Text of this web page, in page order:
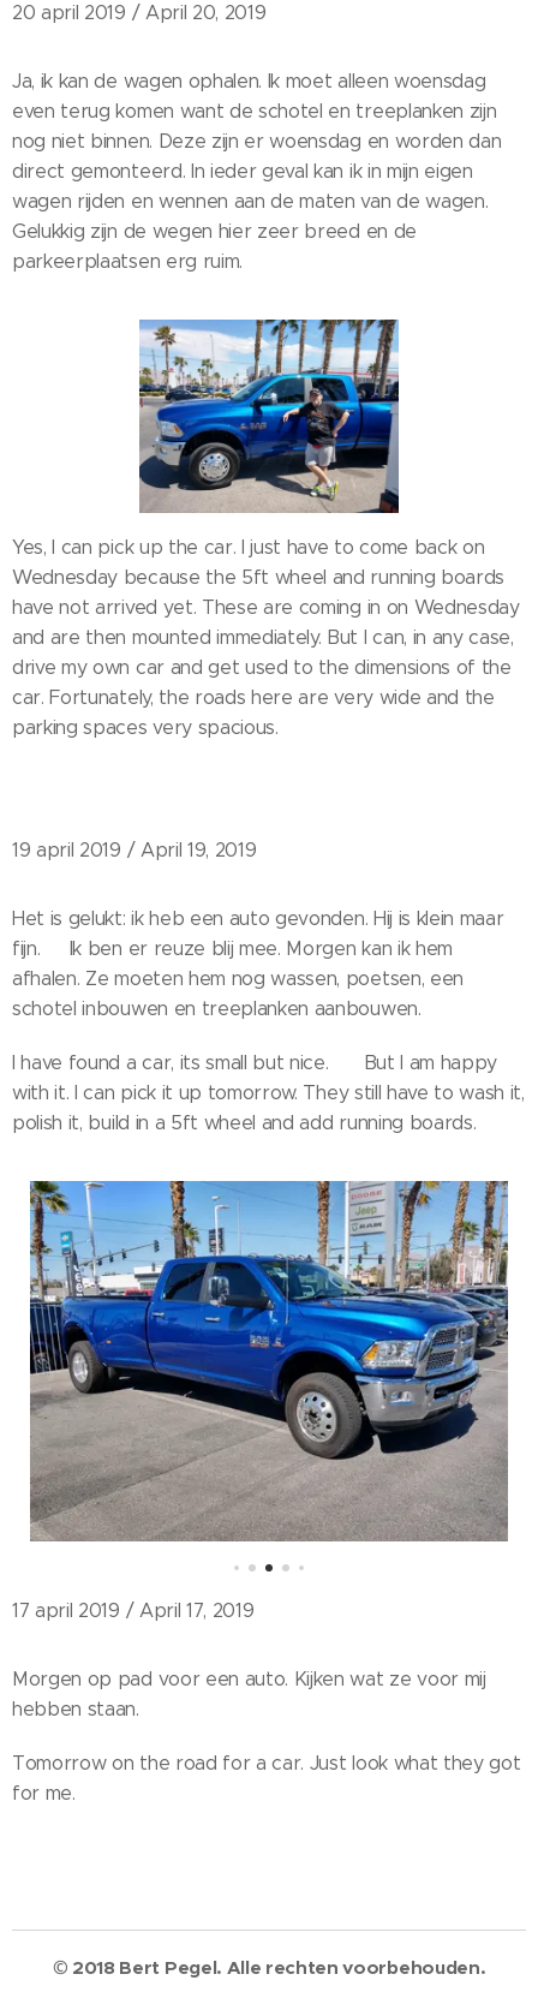
20 april 2019 / April 20, 2019
Ja, ik kan de wagen ophalen. Ik moet alleen woensdag
even terug komen want de schotel en treeplanken zijn
nog niet binnen. Deze zijn er woensdag en worden dan
direct gemonteerd. In ieder geval kan ik in mijn eigen
wagen rijden en wennen aan de maten van de wagen.
Gelukkig zijn de wegen hier zeer breed en de
parkeerplaatsen erg ruim.
Yes, I can pick up the car. I just have to come back on
Wednesday because the 5ft wheel and running boards
have not arrived yet. These are coming in on Wednesday
and are then mounted immediately. But I can, in any case,
drive my own car and get used to the dimensions of the
car. Fortunately, the roads here are very wide and the
parking spaces very spacious.
19 april 2019 / April 19, 2019
Het is gelukt: ik heb een auto gevonden. Hij is klein maar
fijn.😊 Ik ben er reuze blij mee. Morgen kan ik hem
afhalen. Ze moeten hem nog wassen, poetsen, een
schotel inbouwen en treeplanken aanbouwen.
I have found a car, its small but nice. 😊 But I am happy
with it. I can pick it up tomorrow. They still have to wash it,
polish it, build in a 5ft wheel and add running boards.
17 april 2019 / April 17, 2019
Morgen op pad voor een auto. Kijken wat ze voor mij
hebben staan.
Tomorrow on the road for a car. Just look what they got
for me.
© 2018 Bert Pegel. Alle rechten voorbehouden.